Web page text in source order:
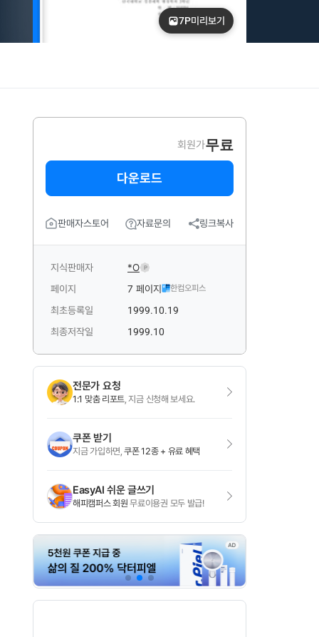
7P미리보기
회원가무료
다운로드
판매자스토어 자료문의 링크복사
지식판매자 *O P
페이지 7 페이지 한컴오피스
최초등록일
1999.10.19
최종저작일
1999.10
전문가 요청
1:1 맞춤 리포트, 지금 신청해 보세요.
쿠폰 받기
지금 가입하면,쿠폰 12종 + 유료 혜택
EasyAI 쉬운 글쓰기
해피캠퍼스 회원 무료이용권 모두 발급!